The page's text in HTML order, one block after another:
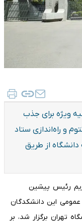
تهران از اختصاص ۷۰ سهمیه ویژه برای جذب
و راه‌اندازی ستاد
از طریق
رئیس پیشین
این دانشکدگان
دانشگاه تهران برگزار شد، بر